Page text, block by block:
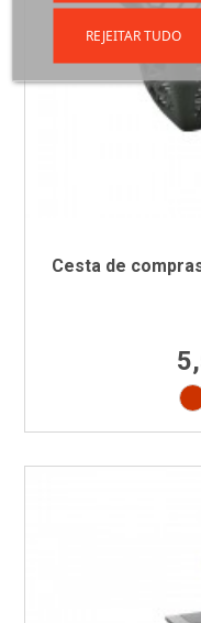
Cesta de
REJEITAR TUDO